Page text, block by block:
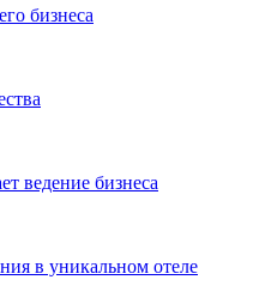
бизнеса
ведение бизнеса
в уникальном отеле